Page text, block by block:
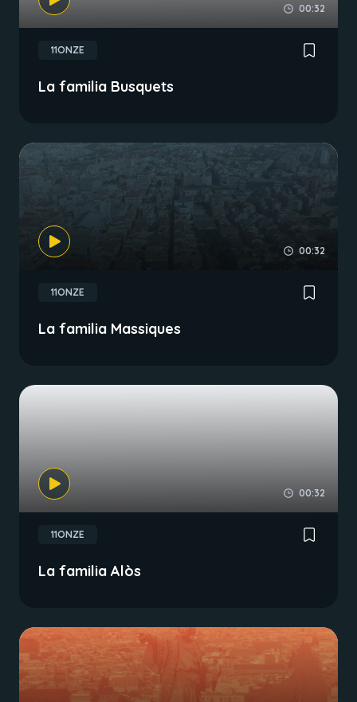
00:32
11ONZE
La familia Busquets
00:32
11ONZE
La familia Massiques
00:32
11ONZE
La familia Alòs